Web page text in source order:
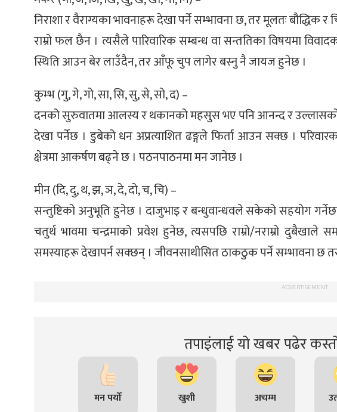
निराशा र वैराग्यका भावनाहरू देखा पर्ने सम्भावना छ, तर मूलतः बौद्धिक र
राम्रो फल छैन । त्यसैले पारिवारिक सम्बन्ध वा सन्ततिका विषयमा
स्थिति आउन बेर लाउँदैन, तर आँफू चुप लागेर बस्नु नै जायज हुनेछ ।
कुम्भ (गु, गे, गो, सा, सि, सु, से, सो, द) –
दनको सुरुवातमा आलस्य र थकानको महसुस भए पनि आनन्द र उल्लासको
देखा पर्नेछ । डुबेको धन अप्रत्याशित ढङ्गले फिर्ता आउन सक्छ ।
क्षेत्रमा आकर्षण बढ्ने छ । पठनपाठनमा मन जानेछ ।
मीन (दि, दु, थ, झ, ञ, दे, दो, च, चि) –
सन्तुष्टिको अनुभूति हुनेछ । दाजुभाइ र बन्धुवान्धवले सकेको सहयोग
चतुर्थ भावमा चन्द्रमाको प्रवेश हुनेछ, त्यसपछि राम्रो/नराम्रो
समस्याहरू देखापर्न सक्छन् । जीवनसाथीसित ठाकठुक पर्ने सम्भावना छ
ADVERTISEMENT
तपाइंलाई यो खबर पढेर
मन पर्यो खुशी अचम्म